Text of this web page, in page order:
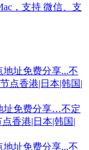
址免费分享…不定
香港|日本|韩国|